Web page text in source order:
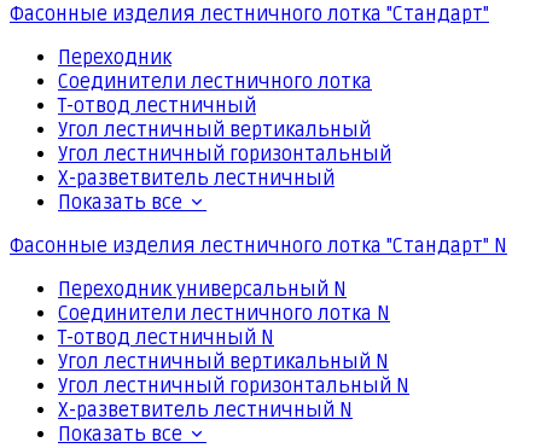
Фасонные изделия лестничного лотка "Стандарт"
Переходник
Соединители лестничного лотка
Т-отвод лестничный
Угол лестничный вертикальный
Угол лестничный горизонтальный
Х-разветвитель лестничный
Показать все
Фасонные изделия лестничного лотка "Стандарт" N
Переходник универсальный N
Соединители лестничного лотка N
Т-отвод лестничный N
Угол лестничный вертикальный N
Угол лестничный горизонтальный N
Х-разветвитель лестничный N
Показать все